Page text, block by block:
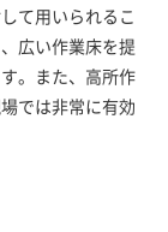
て用いられるこ
広い作業床を提
。また、高所作
では非常に有効